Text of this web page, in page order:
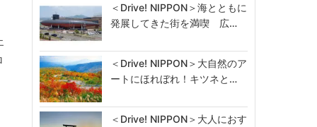
＜Drive! NIPPON＞海とともに
発展してきた街を満喫 広…
＜Drive! NIPPON＞大自然のア
ートにほれぼれ！キツネと…
＜Drive! NIPPON＞大人におす